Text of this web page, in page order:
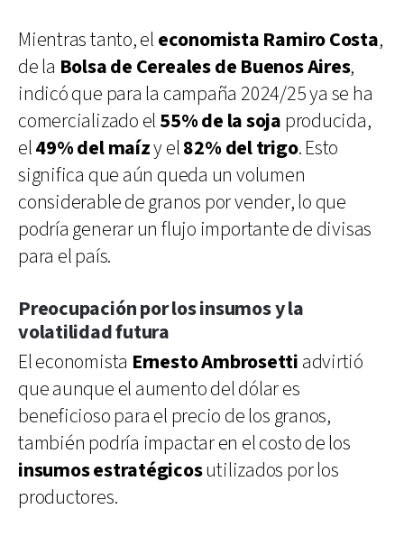
Mientras tanto, el economista Ramiro Costa,
de la Bolsa de Cereales de Buenos Aires,
indicó que para la campaña 2024/25 ya se ha
comercializado el 55% de la soja producida,
el49% del maízy el82% del trigo. Esto
significa que aún queda un volumen
considerable de granos por vender, lo que
podría generar un flujo importante de divisas
para el país.
Preocupación por los insumos y la
volatilidad futura
El economista Ernesto Ambrosetti advirtió
que aunque el aumento del dólar es
beneficioso para el precio de los granos,
también podría impactar en el costo de los
insumos estratégicosutilizados por los
productores.